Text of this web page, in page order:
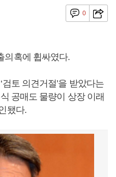
0
의혹에 휩싸였다.
토 의견거절’을 받았다는
공매도 물량이 상장 이래
됐다.